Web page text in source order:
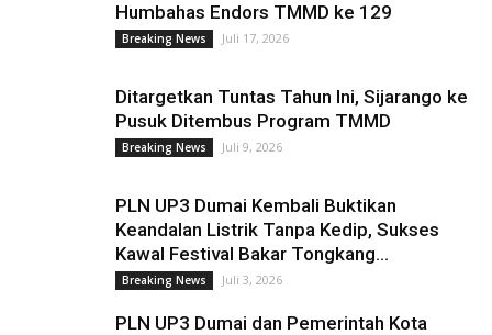
Humbahas Endors TMMD ke 129
Breaking News Juli 17, 2026
Ditargetkan Tuntas Tahun Ini, Sijarango ke
Pusuk Ditembus Program TMMD
Breaking News Juli 9, 2026
PLN UP3 Dumai Kembali Buktikan
Keandalan Listrik Tanpa Kedip, Sukses
Kawal Festival Bakar Tongkang...
Breaking News Juli 3, 2026
PLN UP3 Dumai dan Pemerintah Kota